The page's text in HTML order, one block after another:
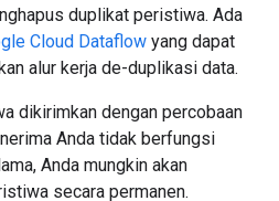
duplikat peristiwa. Ada
Cloud Dataflow yang dapat
alur kerja de-duplikasi data.
dikirimkan dengan percobaan
Anda tidak berfungsi
Anda mungkin akan
secara permanen.